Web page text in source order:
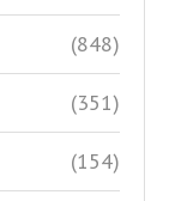
(848)
(351)
(154)